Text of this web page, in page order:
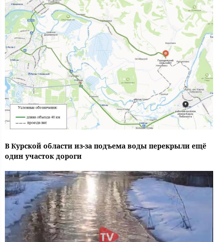
В Курской области из-за подъема воды перекрыли ещё
один участок дороги